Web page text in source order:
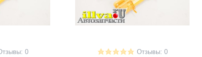
0 Отзывы: 0